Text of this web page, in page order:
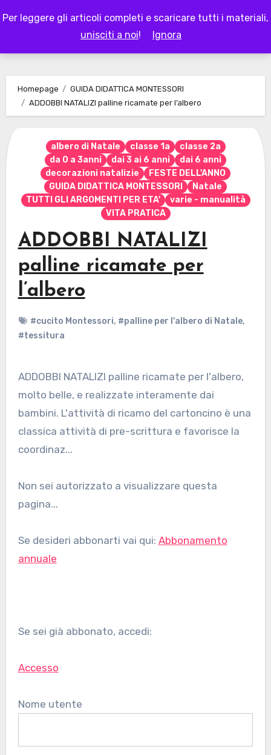
Per leggere gli articoli completi e scaricare tutti i materiali,
unisciti a noi! Ignora
to
LAPAPPADOLCE
Homepage
GUIDA DIDATTICA MONTESSORI
ADDOBBI NATALIZI palline ricamate per l’albero
albero di Natale classe 1a
classe 2a
da 0 a 3anni
dai 3 ai 6 anni
dai 6 anni
decorazioni natalizie
FESTE DELL'ANNO
GUIDA DIDATTICA MONTESSORI
Natale
TUTTI GLI ARGOMENTI PER ETA'
varie - manualità
VITA PRATICA
ADDOBBI NATALIZI
palline ricamate per
l’albero
#cucito Montessori, #palline per l'albero di Natale,
#tessitura
ADDOBBI NATALIZI palline ricamate per l'albero,
molto belle, e realizzate interamente dai
bambini. L'attività di ricamo del cartoncino è una
classica attività di pre-scrittura e favorisce la
coordinaz...
Non sei autorizzato a visualizzare questa
pagina...
Se desideri abbonarti vai qui: Abbonamento
annuale
Se sei già abbonato, accedi:
Accesso
Nome utente